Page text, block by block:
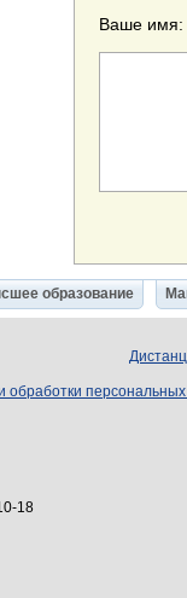
Ваше имя:
образование
обработки
18